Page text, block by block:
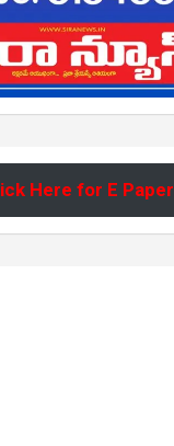
Here for E Paper